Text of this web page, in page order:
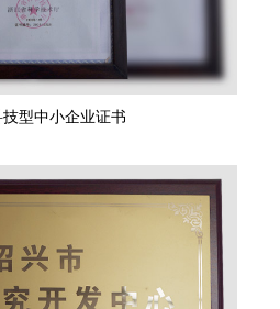
型中小企业证书